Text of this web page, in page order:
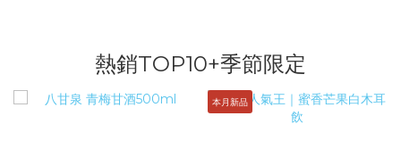
熱銷TOP10+季節限定
本月新品